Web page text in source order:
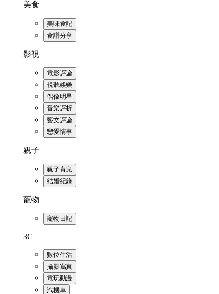
美食
美味食記
食譜分享
影視
電影評論
視聽娛樂
偶像明星
音樂評析
藝文評論
戀愛情事
親子
親子育兒
結婚紀錄
寵物
寵物日記
3C
數位生活
攝影寫真
電玩動漫
汽機車